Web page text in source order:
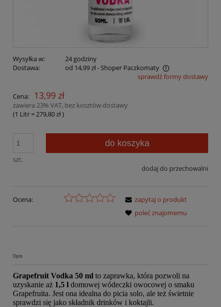
Wysyłka w:
24 godziny
Dostawa:
od 14,99 zł- Shoper Paczkomaty
Cena nie zawiera ewentualnych kosztów płatnościsprawdź formy dostawy
Cena: 13,99 zł
zawiera 23% VAT, bez kosztów dostawy
(1 Litr=279,80 zł)
szt.
do koszyka
dodaj do przechowalni
Ocena:
zapytaj o produkt
poleć znajomemu
Opis
Grapefruit Vodka 50 ml to zaprawka, która pozwoli na
uzyskanie aż 1,5 l domowej wódeczki owocowej o smaku
Grapefruita. Jest ona idealna do picia solo, ale też świetnie
sprawdzi się jako składnik drinków i koktajli.